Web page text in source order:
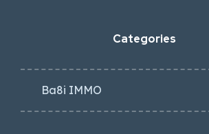
Categories
Ba8i IMMO